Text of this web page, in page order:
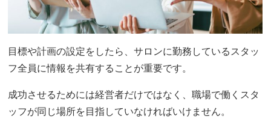
目標や計画の設定をしたら、サロンに勤務しているスタッ
フ全員に情報を共有することが重要です。
成功させるためには経営者だけではなく、職場で働くスタ
ッフが同じ場所を目指していなければいけません。